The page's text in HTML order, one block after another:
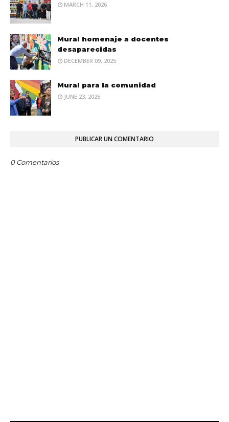
MARCH 11, 2026
Mural homenaje a docentes
desaparecidas
DECEMBER 09, 2025
Mural para la comunidad
JUNE 23, 2025
PUBLICAR UN COMENTARIO
0 Comentarios